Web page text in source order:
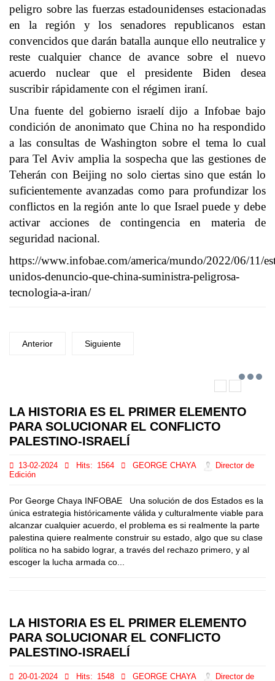
peligro sobre las fuerzas estadounidenses estacionadas
en la región y los senadores republicanos estan
convencidos que darán batalla aunque ello neutralice y
reste cualquier chance de avance sobre el nuevo
acuerdo nuclear que el presidente Biden desea
suscribir rápidamente con el régimen iraní.
Una fuente del gobierno israelí dijo a Infobae bajo
condición de anonimato que China no ha respondido
a las consultas de Washington sobre el tema lo cual
para Tel Aviv amplia la sospecha que las gestiones de
Teherán con Beijing no solo ciertas sino que están lo
suficientemente avanzadas como para profundizar los
conflictos en la región ante lo que Israel puede y debe
activar acciones de contingencia en materia de
seguridad nacional.
https://www.infobae.com/america/mundo/2022/06/11/
unidos-denuncio-que-china-suministra-peligrosa-
tecnologia-a-iran/
Anterior Siguiente
LA HISTORIA ES EL PRIMER ELEMENTO
PARA SOLUCIONAR EL CONFLICTO
PALESTINO-ISRAELÍ
13-02-2024 Hits: 1564 GEORGE CHAYA
Director de
Edición
Por George Chaya INFOBAE Una solución de dos Estados es la
única estrategia históricamente válida y culturalmente viable para
alcanzar cualquier acuerdo, el problema es si realmente la parte
palestina quiere realmente construir su estado, algo que su clase
política no ha sabido lograr, a través del rechazo primero, y al
escoger la lucha armada co...
LA HISTORIA ES EL PRIMER ELEMENTO
PARA SOLUCIONAR EL CONFLICTO
PALESTINO-ISRAELÍ
20-01-2024 Hits: 1548 GEORGE CHAYA Director de